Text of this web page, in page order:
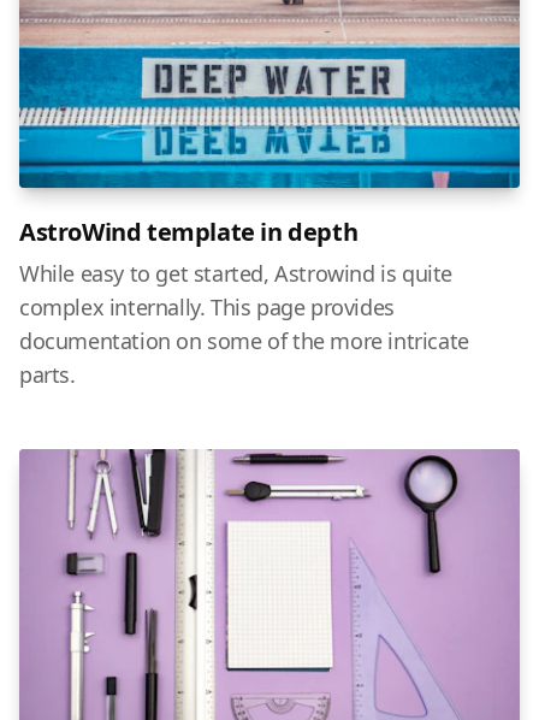
AstroWind template in depth
While easy to get started, Astrowind is quite
complex internally. This page provides
documentation on some of the more intricate
parts.